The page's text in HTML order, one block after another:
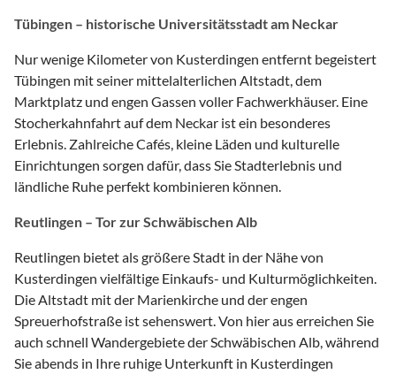
Tübingen – historische Universitätsstadt am Neckar
Nur wenige Kilometer von Kusterdingen entfernt begeistert
Tübingen mit seiner mittelalterlichen Altstadt, dem
Marktplatz und engen Gassen voller Fachwerkhäuser. Eine
Stocherkahnfahrt auf dem Neckar ist ein besonderes
Erlebnis. Zahlreiche Cafés, kleine Läden und kulturelle
Einrichtungen sorgen dafür, dass Sie Stadterlebnis und
ländliche Ruhe perfekt kombinieren können.
Reutlingen – Tor zur Schwäbischen Alb
Reutlingen bietet als größere Stadt in der Nähe von
Kusterdingen vielfältige Einkaufs- und Kulturmöglichkeiten.
Die Altstadt mit der Marienkirche und der engen
Spreuerhofstraße ist sehenswert. Von hier aus erreichen Sie
auch schnell Wandergebiete der Schwäbischen Alb, während
Sie abends in Ihre ruhige Unterkunft in Kusterdingen